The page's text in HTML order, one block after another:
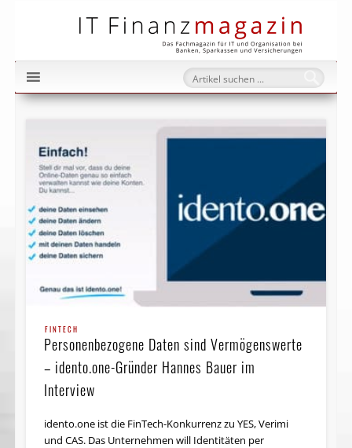
FINTECH
Personenbezogene Daten sind Vermögenswerte
– idento.one-Gründer Hannes Bauer im
Interview
idento.one ist die FinTech-Kon­kur­renz zu YES, Verimi
und CAS. Das Unternehmen will Iden­ti­täten per